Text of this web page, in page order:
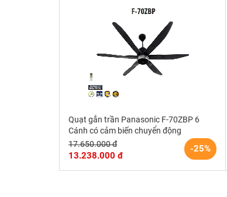
Quạt gắn trần Panasonic F-70ZBP 6
Cánh có cảm biến chuyển động
-25%
17.650.000 đ
13.238.000 đ